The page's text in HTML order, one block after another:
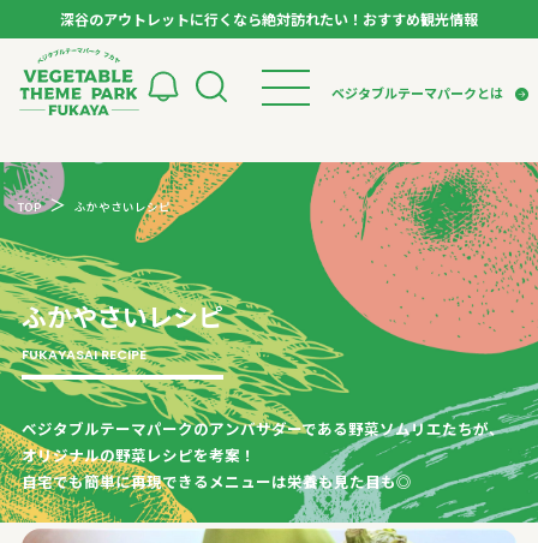
深谷のアウトレットに行くなら絶対訪れたい！おすすめ観光情報
ベジタブルテーマパークとは
検索
トップページ
モデルコース
スポット
イベント
体験
特集記事
ベジタブルテーマパークとは
VTPキャストミーティング
パートナー企業について
市長インタビュー
生産者インタビュー
アンバサダー
お役立ち情報
レシピ集
TOP ふかやさいレシピ
ふかやさいレシピ
FUKAYASAI RECIPE
ベジタブルテーマパークのアンバサダーである野菜ソムリエたちが、
オリジナルの野菜レシピを考案！
自宅でも簡単に再現できるメニューは栄養も見た目も◎